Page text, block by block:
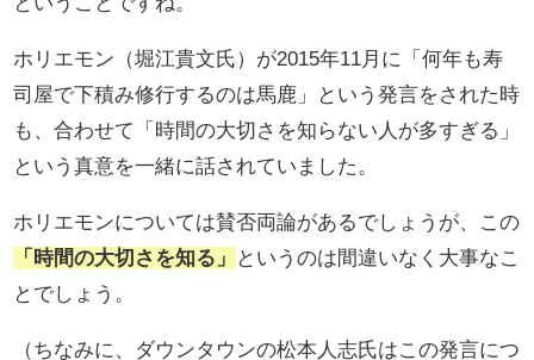
ホリエモン（堀江貴文氏）が2015年11月に「何年も寿
司屋で下積み修行するのは馬鹿」という発言をされた時
も、合わせて「時間の大切さを知らない人が多すぎる」
という真意を一緒に話されていました。
ホリエモンについては賛否両論があるでしょうが、この
「時間の大切さを知る」
というのは間違いなく大事なこ
とでしょう。
（ちなみに、ダウンタウンの松本人志氏はこの発言につ